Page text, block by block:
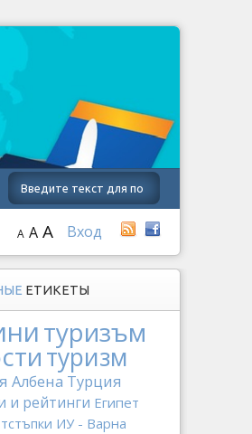
Вход
A A A
ЕТИКЕТЫ
туризъм
туризм
Албена Турция
и рейтинги Египет
ИУ - Варна